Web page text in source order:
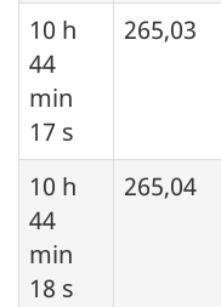
10 h
44
min
17 s
265,03
10 h
44
min
18 s
265,04